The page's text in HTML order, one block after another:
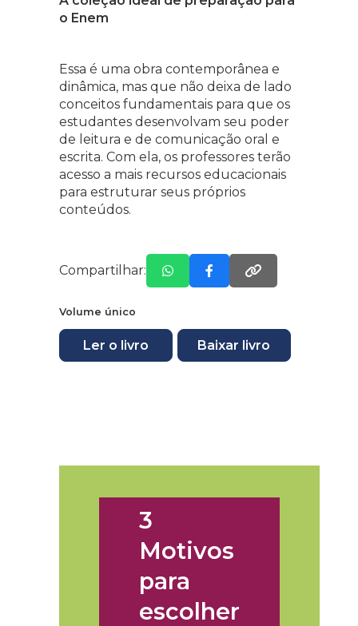
o Enem
Essa é uma obra contemporânea e
dinâmica, mas que não deixa de lado
conceitos fundamentais para que os
estudantes desenvolvam seu poder
de leitura e de comunicação oral e
escrita. Com ela, os professores terão
acesso a mais recursos educacionais
para estruturar seus próprios
conteúdos.
Compartilhar:
Volume único
Ler o livro Baixar livro
3
Motivos
para
escolher